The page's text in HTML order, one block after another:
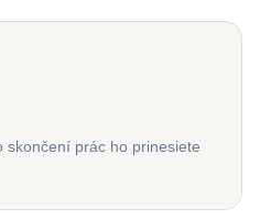
skončení prác ho prinesiete